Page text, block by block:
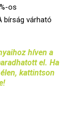
os
bírság várható
híven a
el. Ha
kattintson